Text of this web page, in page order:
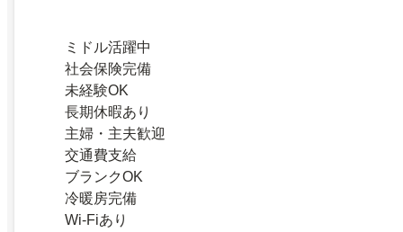
ミドル活躍中
社会保険完備
未経験OK
長期休暇あり
主婦・主夫歓迎
交通費支給
ブランクOK
冷暖房完備
Wi-Fiあり